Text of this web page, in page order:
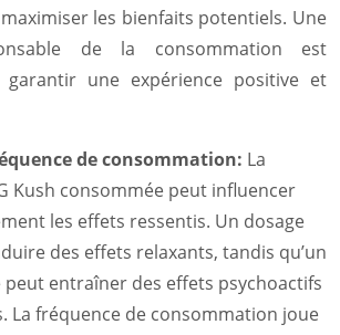
les bienfaits potentiels. Une
de la consommation est
garantir une expérience positive et
de consommation: La
Kush consommée peut influencer
les effets ressentis. Un dosage
des effets relaxants, tandis qu’un
peut entraîner des effets psychoactifs
La fréquence de consommation joue